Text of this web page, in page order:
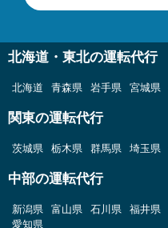
北海道・東北の運転代行
北海道 青森県 岩手県 宮城県
関東の運転代行
茨城県 栃木県 群馬県 埼玉県
中部の運転代行
新潟県 富山県 石川県 福井県
愛知県